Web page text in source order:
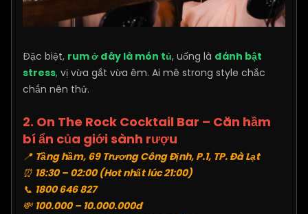
Đặc biệt, rum ở đây là món tủ, uống là đánh bật
stress, vị vừa gắt vừa êm. Ai mê strong style chắc
chắn nên thử.
2. On The Rock Cocktail Bar – Căn hầm
bí ẩn của giới sành rượu
📍 Tầng hầm, 69 Trương Công Định, P.1, TP. Đà Lạt
⏰ 18:30 – 02:00 (Hot nhất lúc 21:00)
📞 1800 646 827
💸100.000 – 10.000.000đ